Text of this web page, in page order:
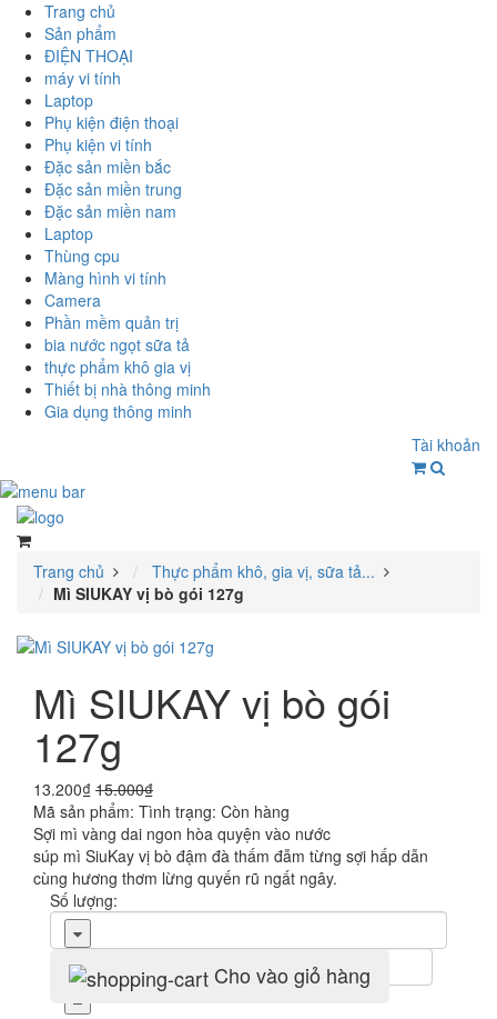
Trang chủ
Sản phẩm
ĐIỆN THOẠI
máy vi tính
Laptop
Phụ kiện điện thoại
Phụ kiện vi tính
Đặc sản miền bắc
Đặc sản miền trung
Đặc sản miền nam
Laptop
Thùng cpu
Màng hình vi tính
Camera
Phần mềm quản trị
bia nước ngọt sữa tả
thực phẩm khô gia vị
Thiết bị nhà thông minh
Gia dụng thông minh
Tài khoản
Trang chủ
Thực phẩm khô, gia vị, sữa tả...
Mì SIUKAY vị bò gói 127g
Mì SIUKAY vị bò gói
127g
13.200₫ 15.000₫
Mã sản phẩm: Tình trạng: Còn hàng
Sợi mì vàng dai ngon hòa quyện vào nước
súp mì SiuKay vị bò đậm đà thấm đẫm từng sợi hấp dẫn
cùng hương thơm lừng quyến rũ ngất ngây.
Số lượng:
Cho vào giỏ hàng